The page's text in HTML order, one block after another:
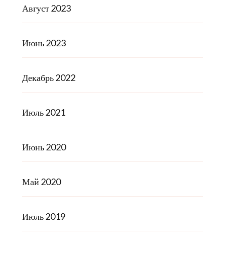
Август 2023
Июнь 2023
Декабрь 2022
Июль 2021
Июнь 2020
Май 2020
Июль 2019